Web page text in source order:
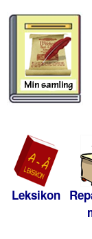
Leksikon